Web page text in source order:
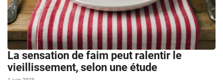
La sensation de faim peut ralentir le
vieillissement, selon une étude